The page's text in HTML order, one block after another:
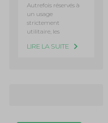
Autrefois réservés à
un usage
strictement
utilitaire, les
LIRE LA SUITE